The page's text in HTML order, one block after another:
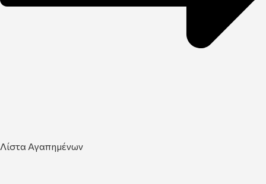
Λίστα Αγαπημένων